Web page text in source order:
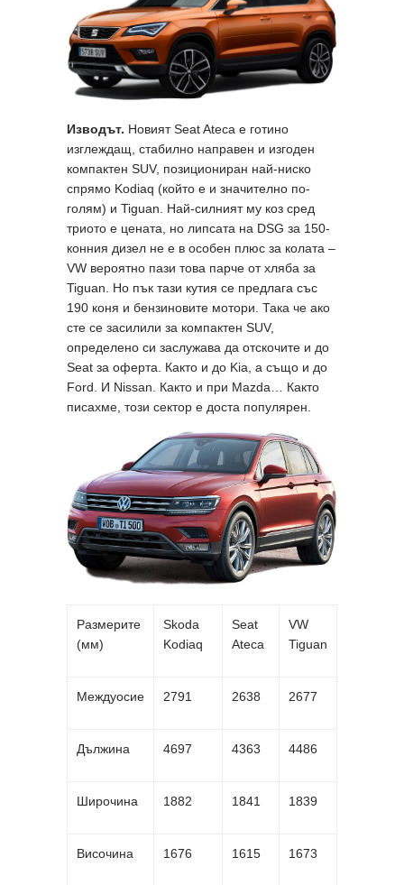
Изводът. Новият Seat Ateca е готино
изглеждащ, стабилно направен и изгоден
компактен SUV, позициониран най-ниско
спрямо Kodiaq (който е и значително по-
голям) и Tiguan. Най-силният му коз сред
триото е цената, но липсата на DSG за 150-
конния дизел не е в особен плюс за колата –
VW вероятно пази това парче от хляба за
Tiguan. Но пък тази кутия се предлага със
190 коня и бензиновите мотори. Така че ако
сте се засилили за компактен SUV,
определено си заслужава да отскочите и до
Seat за оферта. Както и до Kia, a също и до
Ford. И Nissan. Както и при Mazda… Както
писахме, този сектор е доста популярен.
Размерите
(мм)
Skoda
Kodiaq
Seat
Ateca
VW
Tiguan
Междуосие 2791 2638 2677
Дължина 4697 4363 4486
Широчина 1882 1841 1839
Височина 1676 1615 1673